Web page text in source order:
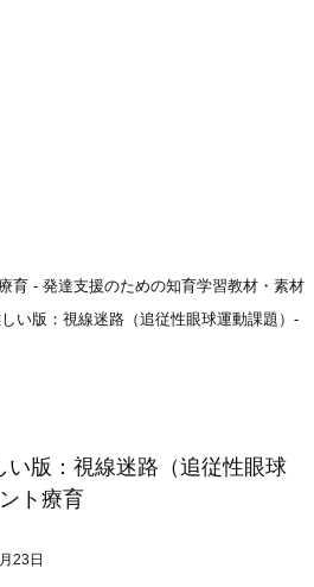
育 - 発達支援のための知育学習教材・素材
しい版：視線迷路（追従性眼球運動課題）-
い版：視線迷路（追従性眼球
ト療育
23日